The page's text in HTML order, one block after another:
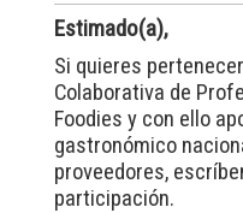
Estimado(a),
Si quieres
Colaborativa de
Foodies y con ello
gastronómico
proveedores,
participación.